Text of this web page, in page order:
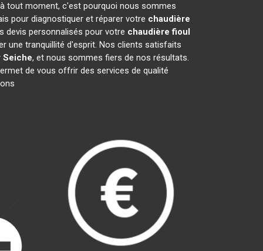
tout moment, c'est pourquoi nous sommes
pour diagnostiquer et réparer votre chaudière
personnalisés pour votre chaudière fioul
une tranquillité d'esprit. Nos clients satisfaits
Seiche, et nous sommes fiers de nos résultats.
de vous offrir des services de qualité